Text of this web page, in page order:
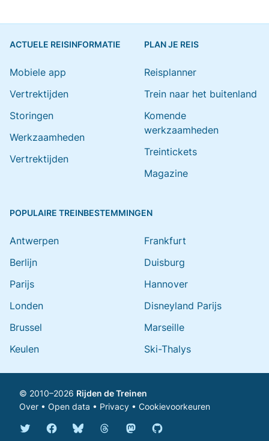
ACTUELE REISINFORMATIE
Mobiele app
Vertrektijden
Storingen
Werkzaamheden
Vertrektijden
PLAN JE REIS
Reisplanner
Trein naar het buitenland
Komende
werkzaamheden
Treintickets
Magazine
POPULAIRE TREINBESTEMMINGEN
Antwerpen
Berlijn
Parijs
Londen
Brussel
Keulen
Frankfurt
Duisburg
Hannover
Disneyland Parijs
Marseille
Ski-Thalys
© 2010–2026 Rijden de Treinen
Over • Open data • Privacy • Cookievoorkeuren